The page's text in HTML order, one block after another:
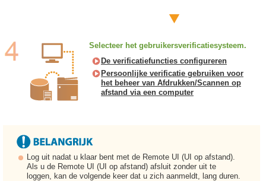
Selecteer het gebruikersverificatiesysteem.
De verificatiefuncties configureren
Persoonlijke verificatie gebruiken voor
het beheer van Afdrukken/Scannen op
afstand via een computer
Log uit nadat u klaar bent met de Remote UI (UI op afstand).
Als u de Remote UI (UI op afstand) afsluit zonder uit te
loggen, kan de volgende keer dat u zich aanmeldt, lang duren.